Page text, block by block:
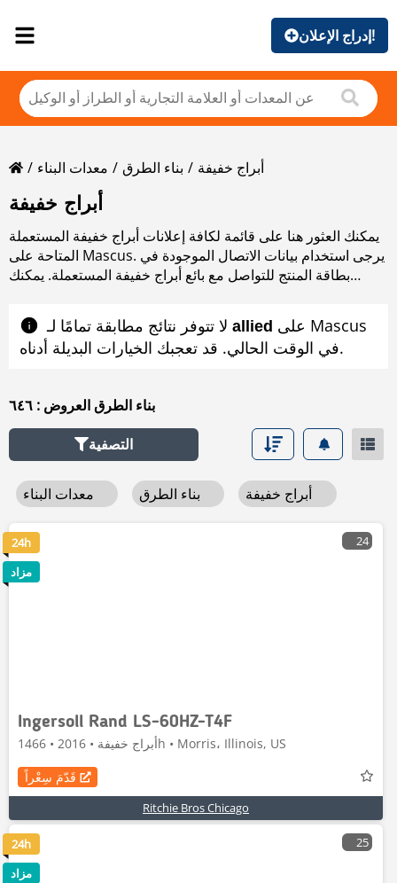
إدراج الإعلان!
معدات البناء بناء الطرق
أبراج خفيفة
أبراج خفيفة
يمكنك العثور هنا على قائمة لكافة إعلانات أبراج خفيفة المستعملة
المتاحة على Mascus. يرجى استخدام بيانات الاتصال الموجودة في
بطاقة المنتج للتواصل مع بائع أبراج خفيفة المستعملة. يمكنك
allied على Mascus
في الوقت الحالي. قد تعجبك الخيارات البديلة أدناه.
بناء الطرق العروض : ٦٤٦
التصفية
24
Ingersoll Rand LS-60HZ-T4F
أبراج خفيفة • 2016 • 1466h • Morris، Illinois, US
قَدّمَ سِعْراً
Ritchie Bros Chicago
24h
مزاد
25
24h
مزاد